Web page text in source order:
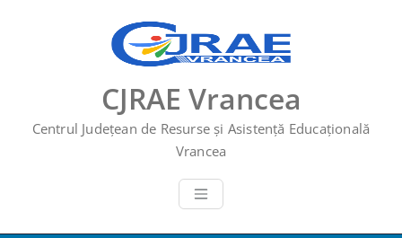
CJRAE Vrancea
Centrul Județean de Resurse și Asistență Educațională
Vrancea